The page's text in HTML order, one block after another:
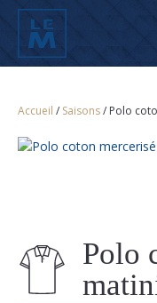
Accueil / Saisons/ Polo
Polo